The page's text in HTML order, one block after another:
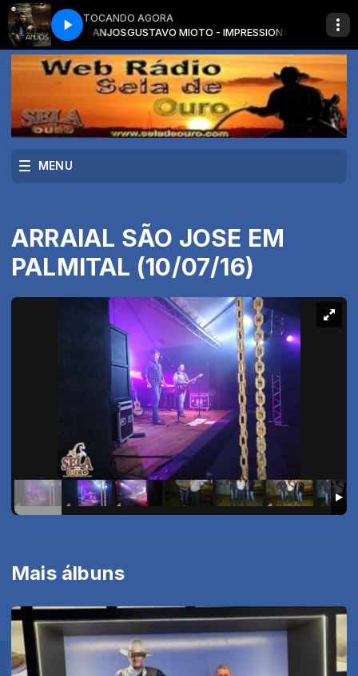
TOCANDO AGORA
OS ANJOSGUSTAVO MIOTO - IMPRESSIONANDO OS ANJOS
MENU
ARRAIAL SÃO JOSE EM
PALMITAL (10/07/16)
Mais álbuns